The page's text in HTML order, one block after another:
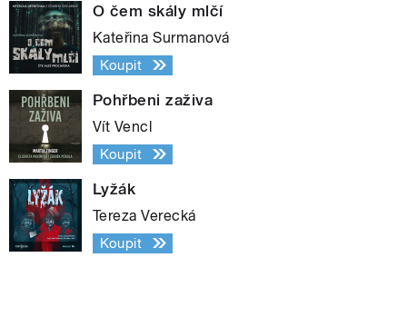
O čem skály mlčí
Kateřina Surmanová
Koupit
Pohřbeni zaživa
Vít Vencl
Koupit
Lyžák
Tereza Verecká
Koupit